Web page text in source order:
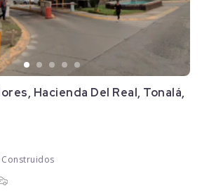
Hacienda Del Real, Tonalá,
Construidos